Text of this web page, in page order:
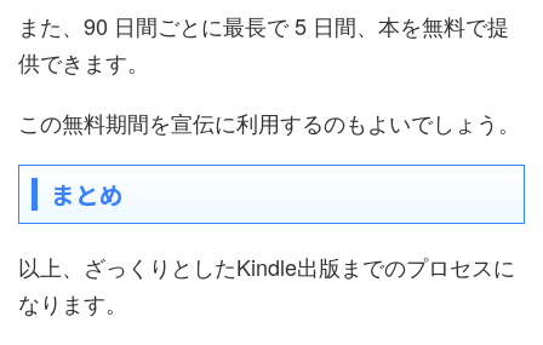
また、90 日間ごとに最長で 5 日間、本を無料で提
供できます。
この無料期間を宣伝に利用するのもよいでしょう。
まとめ
以上、ざっくりとしたKindle出版までのプロセスに
なります。